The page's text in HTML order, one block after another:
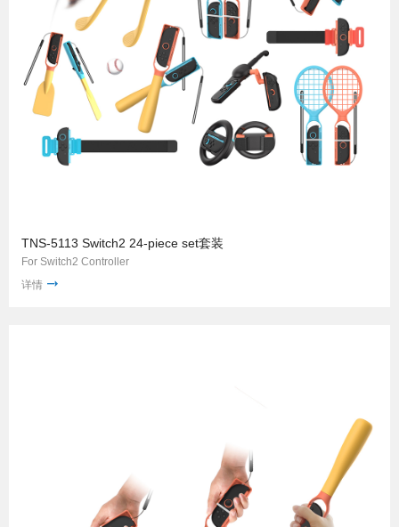
TNS-5113 Switch2 24-piece set套装
For Switch2 Controller
详情